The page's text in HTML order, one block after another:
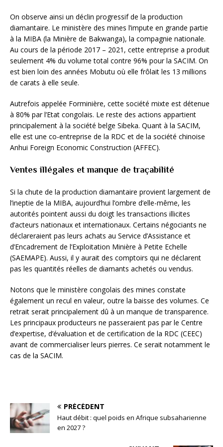
On observe ainsi un déclin progressif de la production
diamantaire. Le ministère des mines l’impute en grande partie
à la MIBA (la Minière de Bakwanga), la compagnie nationale.
Au cours de la période 2017 – 2021, cette entreprise a produit
seulement 4% du volume total contre 96% pour la SACIM. On
est bien loin des années Mobutu où elle frôlait les 13 millions
de carats à elle seule.
Autrefois appelée Forminière, cette société mixte est détenue
à 80% par l’Etat congolais. Le reste des actions appartient
principalement à la société belge Sibeka. Quant à la SACIM,
elle est une co-entreprise de la RDC et de la société chinoise
Anhui Foreign Economic Construction (AFFEC).
Ventes illégales et manque de traçabilité
Si la chute de la production diamantaire provient largement de
l’ineptie de la MIBA, aujourd’hui l’ombre d’elle-même, les
autorités pointent aussi du doigt les transactions illicites
d’acteurs nationaux et internationaux. Certains négociants ne
déclareraient pas leurs achats au Service d’Assistance et
d’Encadrement de l’Exploitation Minière à Petite Echelle
(SAEMAPE). Aussi, il y aurait des comptoirs qui ne déclarent
pas les quantités réelles de diamants achetés ou vendus.
Notons que le ministère congolais des mines constate
également un recul en valeur, outre la baisse des volumes. Ce
retrait serait principalement dû à un manque de transparence.
Les principaux producteurs ne passeraient pas par le Centre
d’expertise, d’évaluation et de certification de la RDC (CEEC)
avant de commercialiser leurs pierres. Ce serait notamment le
cas de la SACIM.
PRÉCÉDENT
Haut débit : quel poids en Afrique subsaharienne
en 2027 ?